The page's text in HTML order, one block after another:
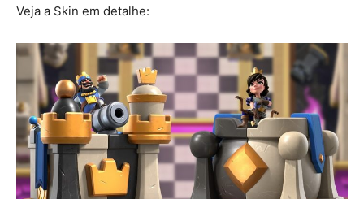
Veja a Skin em detalhe: